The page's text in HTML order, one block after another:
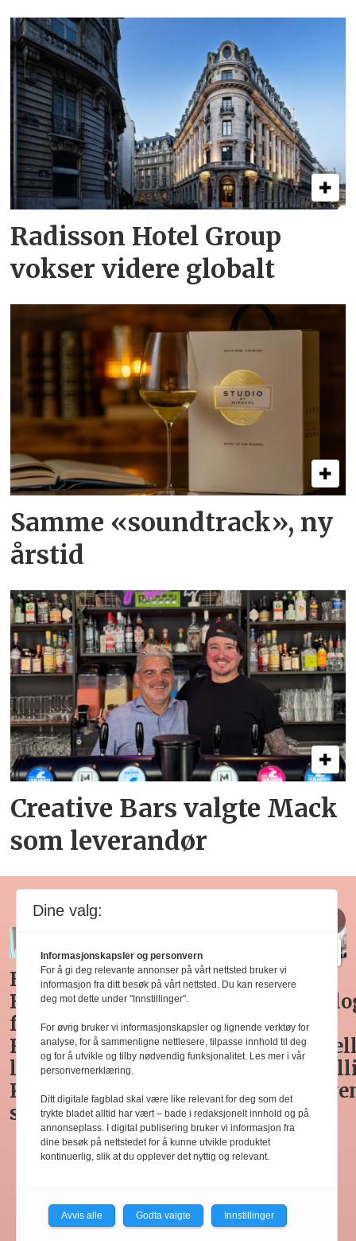
Radisson Hotel Group
vokser videre globalt
Samme «soundtrack», ny
årstid
Creative Bars valgte Mack
som leverandør
Enzo
Bendi
fra
Rogaland
lager
Kofoeds
signaturrett
Med
italiensk
bynavn
vet du
hva du
får
Huset
Svalbard
i ny
Snøhetta-
drakt
Ny
gjør
Dine valg:
Informasjonskapsler og personvern
For å gi deg relevante annonser på vårt nettsted bruker vi
informasjon fra ditt besøk på vårt nettsted. Du kan reservere
deg mot dette under "Innstillinger".
For øvrig bruker vi informasjonskapsler og lignende verktøy for
analyse, for å sammenligne nettlesere, tilpasse innhold til deg
og for å utvikle og tilby nødvendig funksjonalitet. Les mer i vår
personvernerklæring.
Ditt digitale fagblad skal være like relevant for deg som det
trykte bladet alltid har vært – bade i redaksjonelt innhold og på
annonseplass. I digital publisering bruker vi informasjon fra
dine besøk på nettstedet for å kunne utvikle produktet
kontinuerlig, slik at du opplever det nyttig og relevant.
Avvis alle Godta valgte Innstillinger